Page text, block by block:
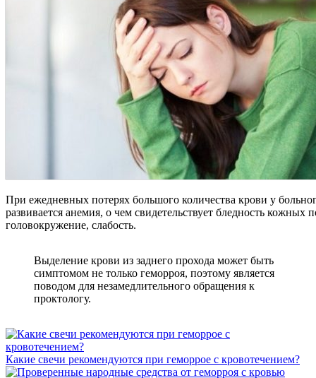
При ежедневных потерях большого количества крови у
развивается анемия, о чем свидетельствует бледность кожных
головокружение, слабость.
Выделение крови из заднего прохода может быть
симптомом не только геморроя, поэтому является
поводом для незамедлительного обращения к
проктологу.
Какие свечи рекомендуются при геморрое с кровотечением?